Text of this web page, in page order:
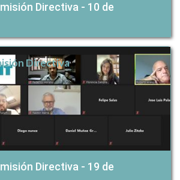
Directiva - 10 de
Directiva
Directiva - 19 de